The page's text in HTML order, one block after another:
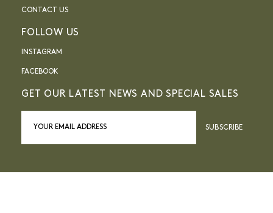
CONTACT US
FOLLOW US
INSTAGRAM
FACEBOOK
GET OUR LATEST NEWS AND SPECIAL SALES
SUBSCRIBE